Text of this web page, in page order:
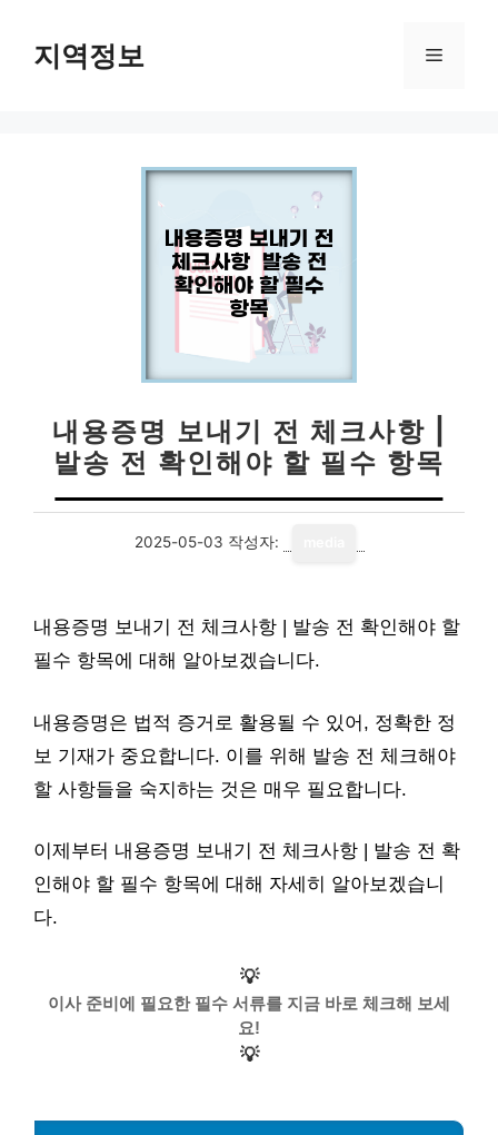
지역정보 메
내용증명 보내기 전 체크사항 |
발송 전 확인해야 할 필수 항목
2025-05-03 작성자:
내용증명 보내기 전 체크사항 | 발송 전 확인해야 할
필수 항목에 대해 알아보겠습니다.
내용증명은 법적 증거로 활용될 수 있어, 정확한 정
보 기재가 중요합니다. 이를 위해 발송 전 체크해야
할 사항들을 숙지하는 것은 매우 필요합니다.
이제부터 내용증명 보내기 전 체크사항 | 발송 전 확
인해야 할 필수 항목에 대해 자세히 알아보겠습니
다.
💡
이사 준비에 필요한 필수 서류를 지금 바로 체크해 보세
요!
💡